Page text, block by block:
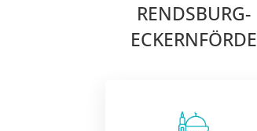
RENDSBURG-
ECKERNFÖRDE